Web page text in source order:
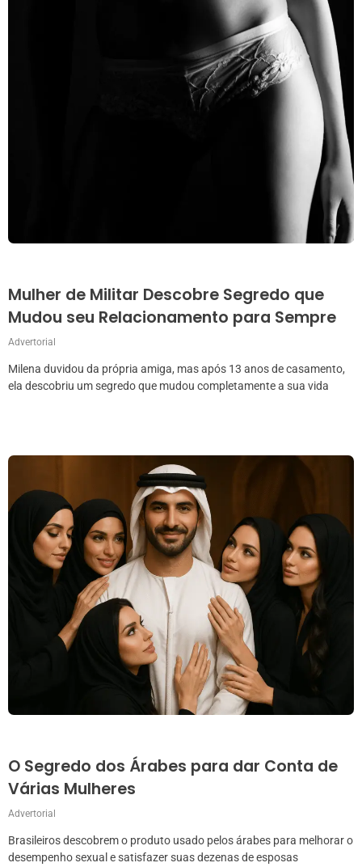
Mulher de Militar Descobre Segredo que
Mudou seu Relacionamento para Sempre
Advertorial
Milena duvidou da própria amiga, mas após 13 anos de casamento,
ela descobriu um segredo que mudou completamente a sua vida
O Segredo dos Árabes para dar Conta de
Várias Mulheres
Advertorial
Brasileiros descobrem o produto usado pelos árabes para melhorar o
desempenho sexual e satisfazer suas dezenas de esposas